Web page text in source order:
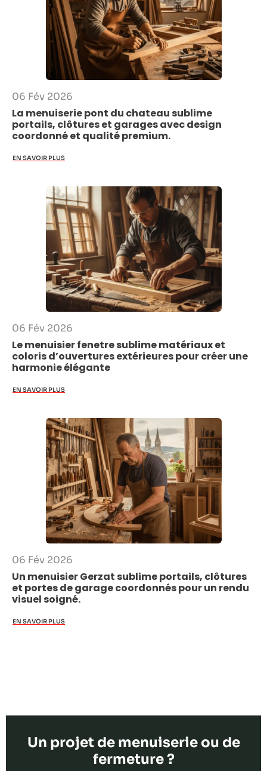
06 Fév 2026
La menuiserie pont du chateau sublime
portails, clôtures et garages avec design
coordonné et qualité premium.
EN SAVOIR PLUS
06 Fév 2026
Le menuisier fenetre sublime matériaux et
coloris d’ouvertures extérieures pour créer une
harmonie élégante
EN SAVOIR PLUS
06 Fév 2026
Un menuisier Gerzat sublime portails, clôtures
et portes de garage coordonnés pour un rendu
visuel soigné.
EN SAVOIR PLUS
Un projet de menuiserie ou de
fermeture ?